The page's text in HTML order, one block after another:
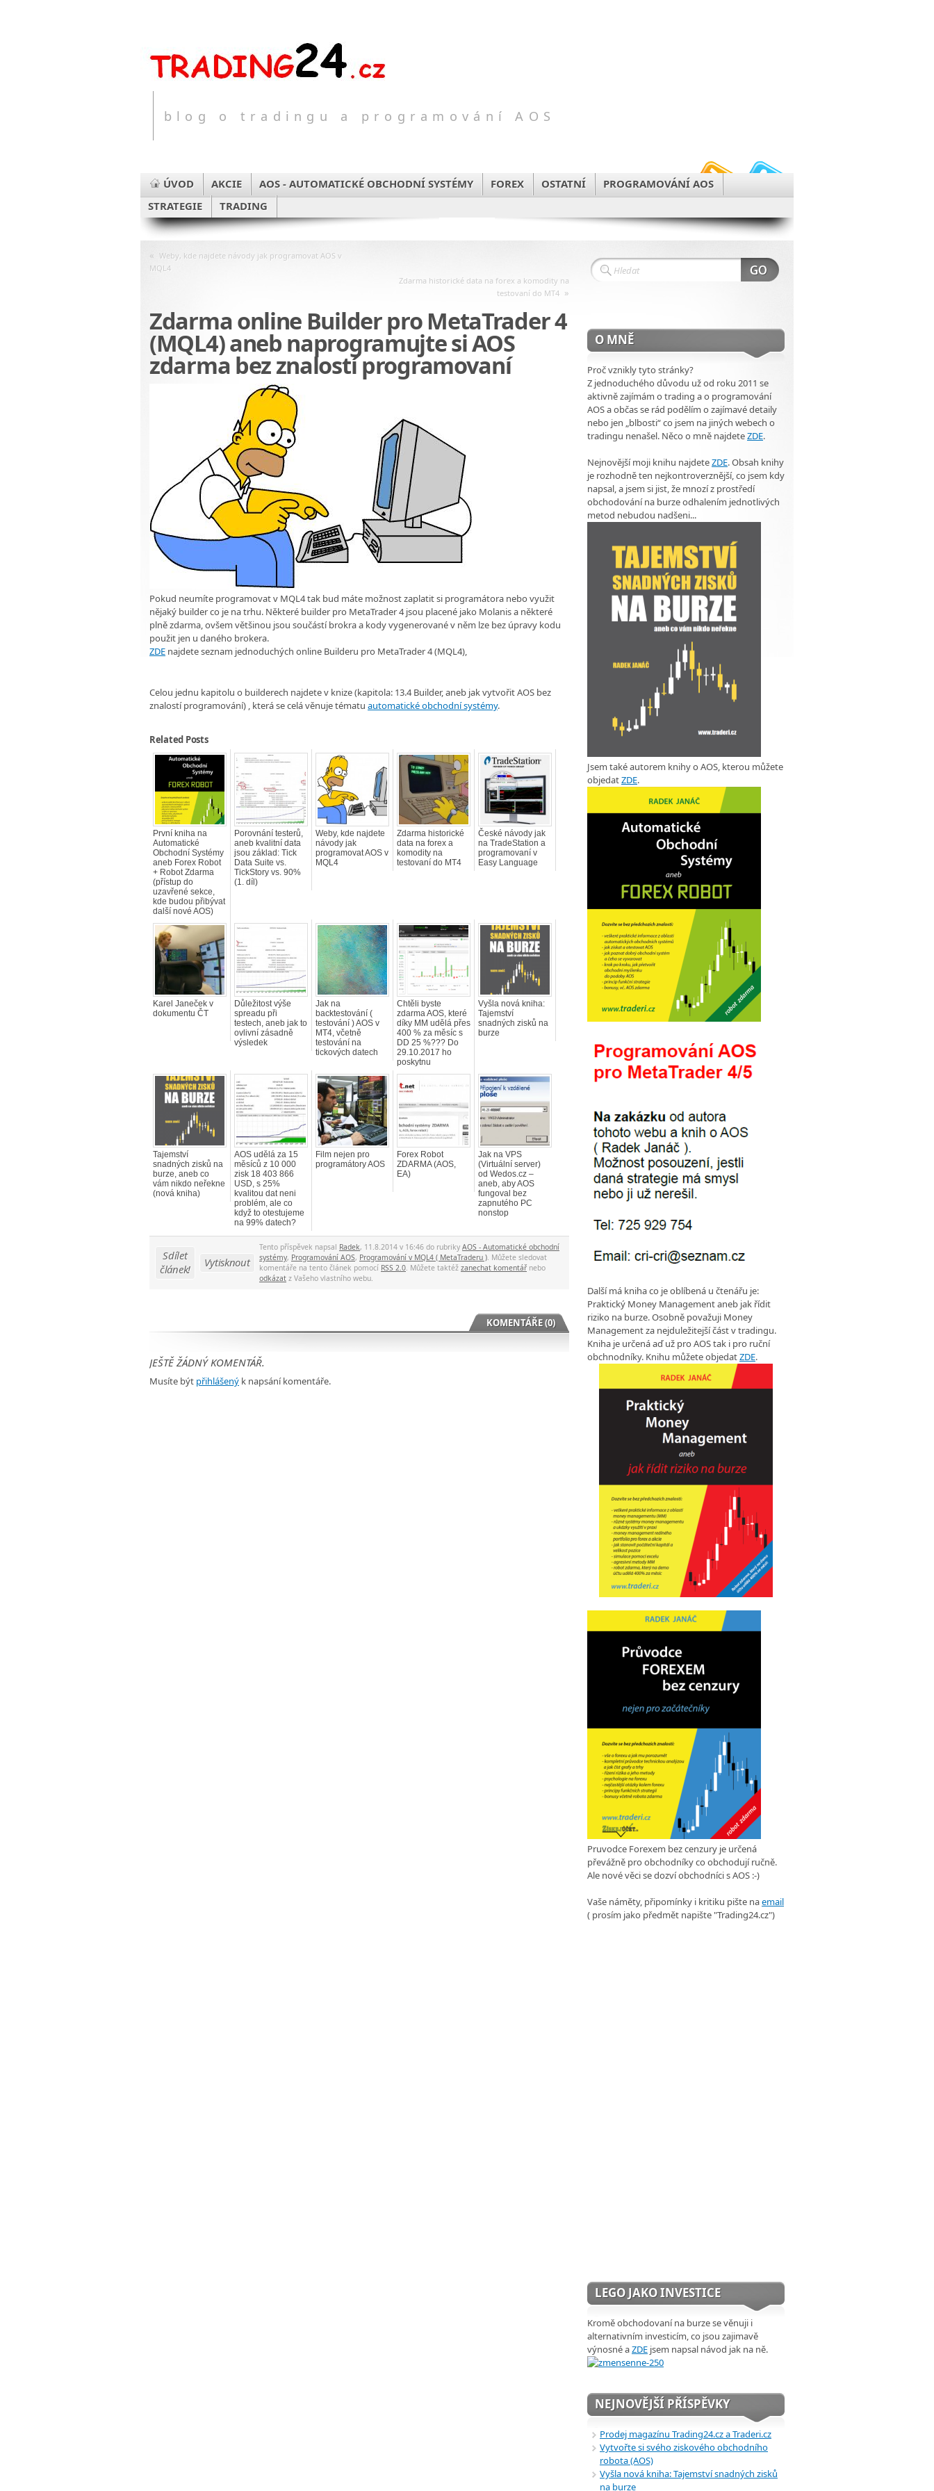
blog o tradingu a programování AOS
ÚVOD AKCIE AOS - AUTOMATICKÉ OBCHODNÍ SYSTÉMY FOREX OSTATNÍ
PROGRAMOVÁNÍ AOS
STRATEGIE
TRADING
« Weby, kde najdete návody jak programovat AOS v
MQL4
Zdarma historické data na forex a komodity na
testovaní do MT4 »
Zdarma online Builder pro MetaTrader 4
(MQL4) aneb naprogramujte si AOS
zdarma bez znalostí programovaní
Pokud neumíte programovat v MQL4 tak bud máte možnost zaplatit si programátora nebo využit
nějaký builder co je na trhu. Některé builder pro MetaTrader 4 jsou placené jako Molanis a některé
plně zdarma, ovšem většinou jsou součástí brokra a kody vygenerované v něm lze bez úpravy kodu
použit jen u daného brokera.
ZDE najdete seznam jednoduchých online Builderu pro MetaTrader 4 (MQL4),
Celou jednu kapitolu o builderech najdete v knize (kapitola: 13.4 Builder, aneb jak vytvořit AOS bez
znalostí programování) , která se celá věnuje tématu automatické obchodní systémy.
Related Posts
První kniha na
Automatické
Obchodní Systémy
aneb Forex Robot
+ Robot Zdarma
(přístup do
uzavřené sekce,
kde budou přibývat
další nové AOS)
Porovnání testerů,
aneb kvalitní data
jsou základ: Tick
Data Suite vs.
TickStory vs. 90%
(1. díl)
Weby, kde najdete
návody jak
programovat AOS v
MQL4
Zdarma historické
data na forex a
komodity na
testovaní do MT4
České návody jak
na TradeStation a
programovaní v
Easy Language
Karel Janeček v
dokumentu ČT
Důležitost výše
spreadu při
testech, aneb jak to
ovlivní zásadně
výsledek
Jak na
backtestování (
testování ) AOS v
MT4, včetně
testování na
tickových datech
Chtěli byste
zdarma AOS, které
díky MM udělá přes
400 % za měsíc s
DD 25 %??? Do
29.10.2017 ho
poskytnu
Vyšla nová kniha:
Tajemství
snadných zisků na
burze
Tajemství
snadných zisků na
burze, aneb co
vám nikdo neřekne
(nová kniha)
AOS udělá za 15
měsíců z 10 000
zisk 18 403 866
USD, s 25%
kvalitou dat neni
problém, ale co
když to otestujeme
na 99% datech?
Film nejen pro
programátory AOS
Forex Robot
ZDARMA (AOS,
EA)
Jak na VPS
(Virtuální server)
od Wedos.cz –
aneb, aby AOS
fungoval bez
zapnutého PC
nonstop
Sdílet
článek!
Vytisknout
Tento příspěvek napsal Radek, 11.8.2014 v 16:46 do rubriky AOS - Automatické obchodní
systémy, Programování AOS, Programování v MQL4 ( MetaTraderu ) . Můžete sledovat
komentáře na tento článek pomocí RSS 2.0 . Můžete taktéž zanechat komentář nebo
odkázat z Vašeho vlastního webu.
KOMENTÁŘE (0)
JEŠTĚ ŽÁDNÝ KOMENTÁŘ.
Musíte být přihlášený k napsání komentáře.
O MNĚ
Proč vznikly tyto stránky?
Z jednoduchého důvodu už od roku 2011 se
aktivně zajímám o trading a o programování
AOS a občas se rád podělím o zajímavé detaily
nebo jen „blbosti“ co jsem na jiných webech o
tradingu nenašel. Něco o mně najdeteZDE.
Nejnovější moji knihu najdeteZDE. Obsah knihy
je rozhodně ten nejkontroverznější, co jsem kdy
napsal, a jsem si jist, že mnozí z prostředí
obchodování na burze odhalením jednotlivých
metod nebudou nadšeni...
Jsem také autorem knihy o AOS, kterou můžete
objedatZDE.
Další má kniha co je oblíbená u čtenářu je:
Praktický Money Management aneb jak řídit
riziko na burze. Osobně považuji Money
Management za nejduležitejší část v tradingu.
Kniha je určená aď už pro AOS tak i pro ruční
obchnodníky. Knihu můžete objedatZDE.
Pruvodce Forexem bez cenzury je určená
převážně pro obchodníky co obchodují ručně.
Ale nové věci se dozví obchodníci s AOS :-)
Vaše náměty, připomínky i kritiku pište naemail
( prosím jako předmět napište "Trading24.cz")
LEGO JAKO INVESTICE
Kromě obchodovaní na burze se věnuji i
alternativním investicím, co jsou zajimavě
výnosné aZDE jsem napsal návod jak na ně.
NEJNOVĚJŠÍ PŘÍSPĚVKY
Prodej magazínu Trading24.cz a Traderi.cz
Vytvořte si svého ziskového obchodního
robota (AOS)
Vyšla nová kniha: Tajemství snadných zisků
na burze